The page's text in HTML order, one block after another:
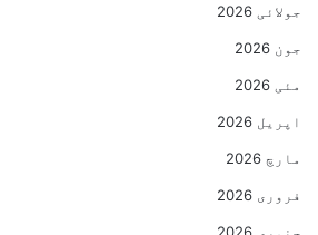
جولائی 2026
جون 2026
مئی 2026
اپریل 2026
مارچ 2026
فروری 2026
جنوری 2026